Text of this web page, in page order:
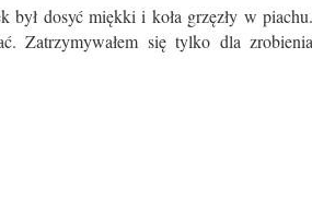
był dosyć miękki i koła grzęzły w piachu.
Zatrzymywałem się tylko dla zrobienia